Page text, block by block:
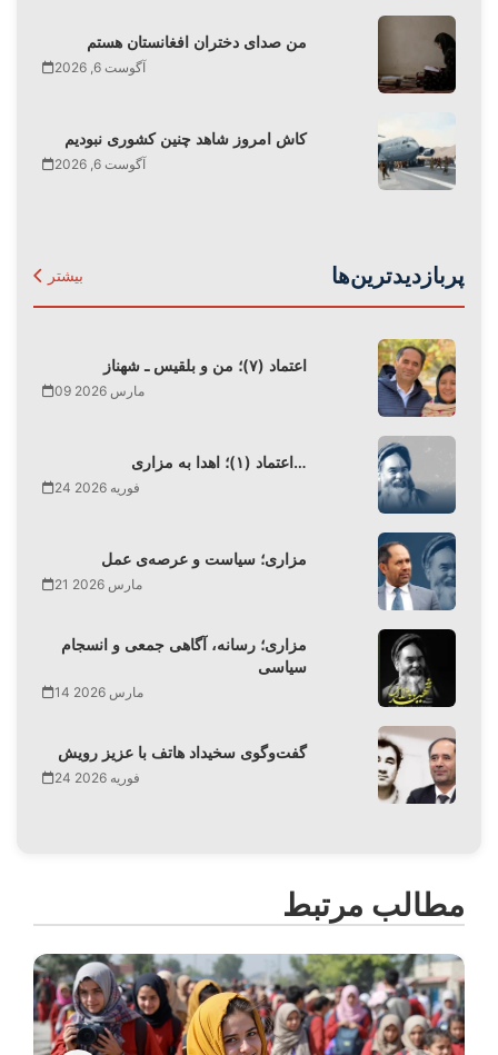
من صدای دختران افغانستان هستم
آگوست 6, 2026
کاش امروز شاهد چنین کشوری نبودیم
آگوست 6, 2026
پربازدیدترین‌ها بیشتر
اعتماد (۷)؛ من و بلقیس ـ شهناز
09 مارس 2026
اعتماد (۱)؛ اهدا به مزاری…
24 فوریه 2026
مزاری؛ سیاست و عرصه‌ی عمل
21 مارس 2026
مزاری؛ رسانه، آگاهی جمعی و انسجام
سیاسی
14 مارس 2026
گفت‌وگوی سخیداد هاتف با عزیز رویش
24 فوریه 2026
مطالب مرتبط